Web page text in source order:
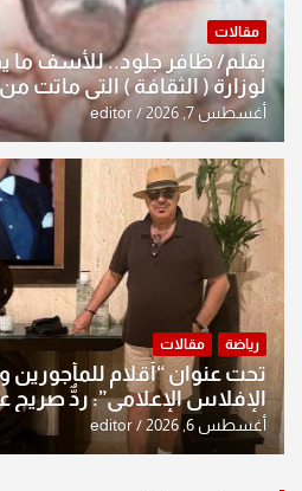
مقالات
بقلم/ ظافر جلود.. للأسف ما
النخبة والإرث العظيم للثقافة
أغسطس 7, 2026 editor
رياضة مقالات
تحت عنوان “أقلام
الإفلاس الإعلامي”: ردٌّ صريح
الشكرجي
أغسطس 6, 2026 editor